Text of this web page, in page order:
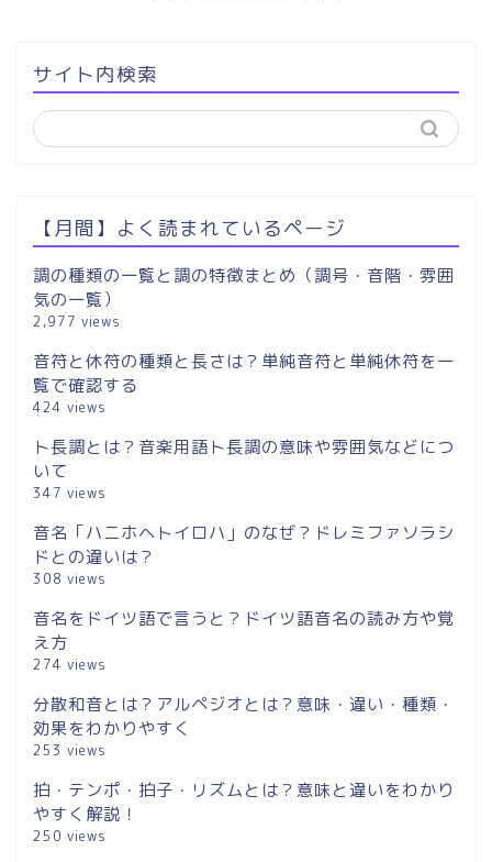
サイト内検索
【月間】よく読まれているページ
調の種類の一覧と調の特徴まとめ（調号・音階・雰囲
気の一覧）
2,977 views
音符と休符の種類と長さは？単純音符と単純休符を一
覧で確認する
424 views
ト長調とは？音楽用語ト長調の意味や雰囲気などにつ
いて
347 views
音名「ハニホヘトイロハ」のなぜ？ドレミファソラシ
ドとの違いは？
308 views
音名をドイツ語で言うと？ドイツ語音名の読み方や覚
え方
274 views
分散和音とは？アルペジオとは？意味・違い・種類・
効果をわかりやすく
253 views
拍・テンポ・拍子・リズムとは？意味と違いをわかり
やすく解説！
250 views